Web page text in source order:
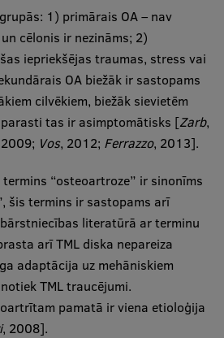
mācības
kursi
1) primārais OA – nav
cēlonis ir nezināms; 2)
iepriekšējas traumas, stress vai
OA biežāk ir sastopams
cilvēkiem, biežāk sievietēm
tas ir asimptomātisks [Zarb,
Vos, 2012; Ferrazzo, 2013].
“osteoartroze” ir sinonīms
šis termins ir sastopams arī
literatūrā ar terminu
arī TML diska nepareiza
adaptācija uz mehāniskiem
TML traucējumi.
pamatā ir viena etioloģija
, 2008].